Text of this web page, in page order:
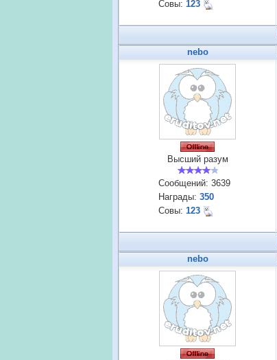
Совы: 123
nebo
Высший разум
Сообщений: 3639
Награды: 350
Совы: 123
nebo